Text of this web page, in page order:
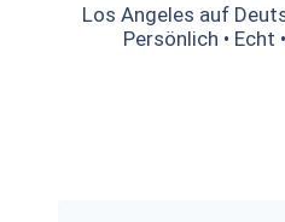
Los Angeles auf
Persönlich • Echt